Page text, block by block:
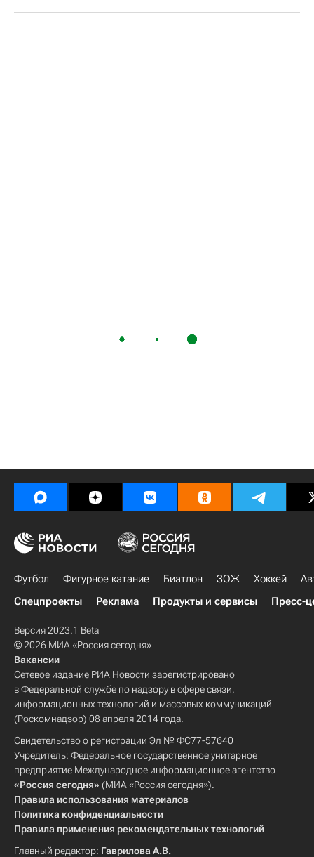
Футбол Фигурное катание Биатлон ЗОЖ Хоккей
Спецпроекты
Реклама Продукты и сервисы Пресс-
Версия 2023.1 Beta
© 2026 МИА «Россия сегодня»
Вакансии
Сетевое издание РИА Новости зарегистрировано
в Федеральной службе по надзору в сфере связи,
информационных технологий и массовых коммуникаций
(Роскомнадзор) 08 апреля 2014 года.
Свидетельство о регистрации Эл № ФС77-57640
Учредитель: Федеральное государственное унитарное
предприятие Международное информационное агентство
«Россия сегодня» (МИА «Россия сегодня»).
Правила использования материалов
Политика конфиденциальности
Правила применения рекомендательных технологий
Главный редактор: Гаврилова А.В.